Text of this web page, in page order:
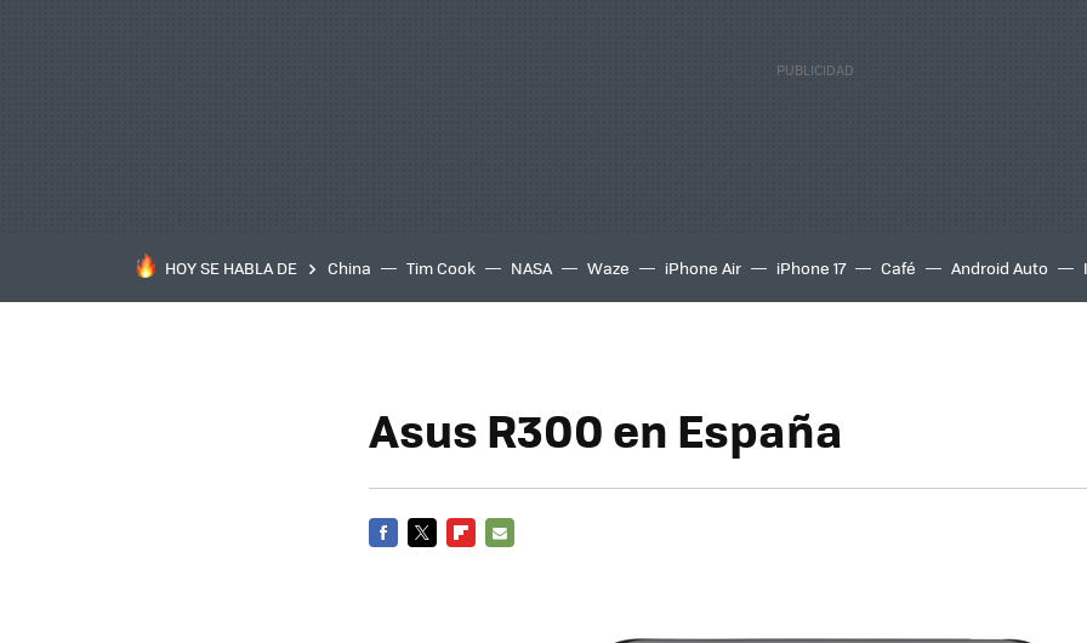
HOY SE HABLA DE China Tim Cook NASA Waze iPhone Air iPhone 17 Café Android Auto
Asus R300 en España